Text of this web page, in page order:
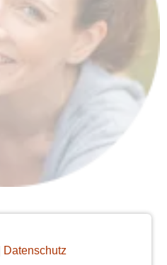
Datenschutz
kennengelernt: